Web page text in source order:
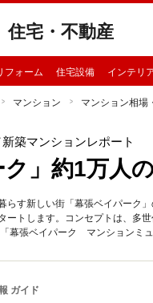
住宅・不動産
フォーム 住宅設備 インテリ
マンション マンション相場
新築マンションレポート
ク」約1万人
らす新しい街「幕張ベイパー
ートします。コンセプトは、多
幕張ベイパーク マンションミ
ガイド